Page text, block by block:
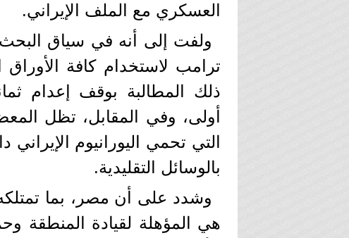
العسكري مع الملف الإيراني.
ولفت إلى أنه في سياق
ترامب لاستخدام كافة
ذلك المطالبة بوقف إعدام
أولى، وفي المقابل، تظل
التي تحمي اليورانيوم
بالوسائل التقليدية.
وشدد على أن مصر، بما
هي المؤهلة لقيادة المنطقة